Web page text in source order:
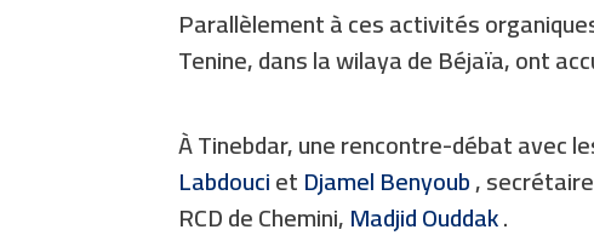
Parallèlement à ces activités
Tenine, dans la wilaya de Béjaïa, ont
À Tinebdar, une rencontre-débat avec
LabdoucietDjamel Benyoub,
RCD de Chemini,Madjid Ouddak.